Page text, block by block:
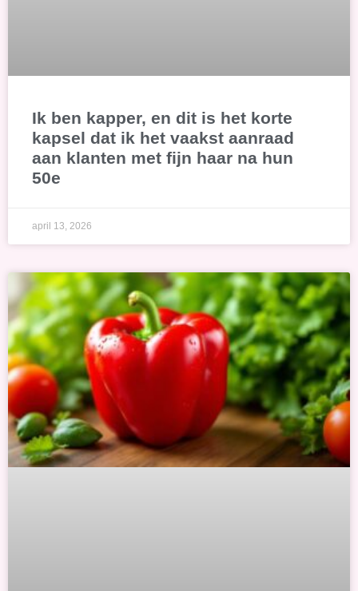
Ik ben kapper, en dit is het korte
kapsel dat ik het vaakst aanraad
aan klanten met fijn haar na hun
50e
april 13, 2026